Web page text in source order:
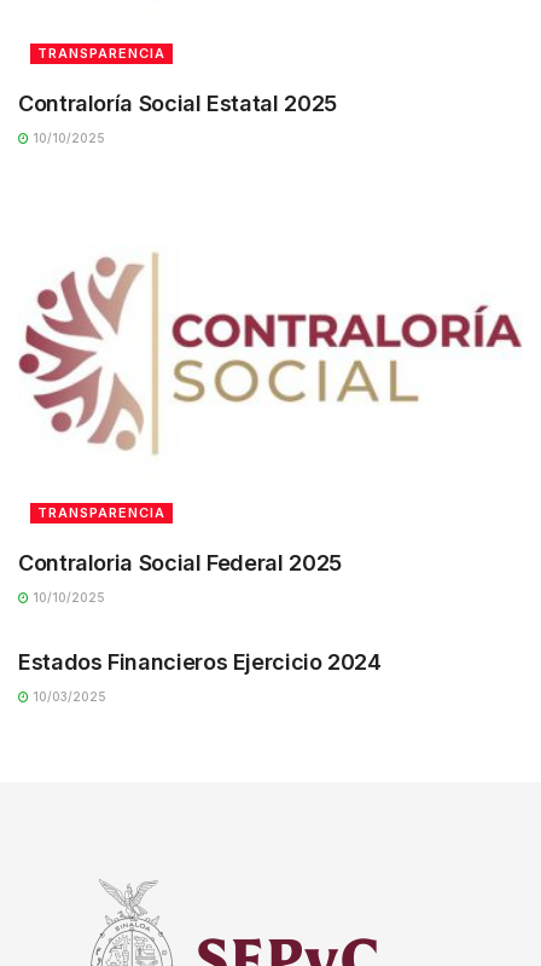
TRANSPARENCIA
Contraloría Social Estatal 2025
10/10/2025
TRANSPARENCIA
Contraloria Social Federal 2025
10/10/2025
Estados Financieros Ejercicio 2024
10/03/2025